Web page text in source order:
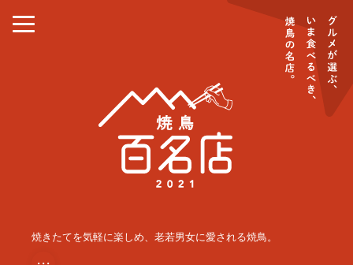
焼きたてを気軽に楽しめ、老若男女に愛される焼鳥。